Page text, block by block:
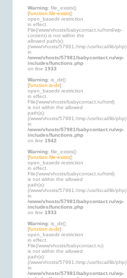
Warning: file_exists()
[function.file-exists]:
open_basedir restriction
in effect.
File(/www/vhosts/babycontact.ru/html/wp-
content) is not within the
allowed path(s):
(/www/vhosts/57981:/tmp:/usr/local/lib/php)
in
/www/vhosts/57981/babycontact.ru/wp-
includes/functions.php
on line 1933
Warning: is_dir()
[function.is-dir]:
open_basedir restriction
in effect.
File(/www/vhosts/babycontact.ru/html)
is not within the allowed
path(s):
(/www/vhosts/57981:/tmp:/usr/local/lib/php)
in
/www/vhosts/57981/babycontact.ru/wp-
includes/functions.php
on line 1942
Warning: file_exists()
[function.file-exists]:
open_basedir restriction
in effect.
File(/www/vhosts/babycontact.ru/html)
is not within the allowed
path(s):
(/www/vhosts/57981:/tmp:/usr/local/lib/php)
in
/www/vhosts/57981/babycontact.ru/wp-
includes/functions.php
on line 1933
Warning: is_dir()
[function.is-dir]:
open_basedir restriction
in effect.
File(/www/vhosts/babycontact.ru)
is not within the allowed
path(s):
(/www/vhosts/57981:/tmp:/usr/local/lib/php)
in
/www/vhosts/57981/babycontact.ru/wp-